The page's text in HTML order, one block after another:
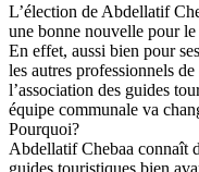
L’élection de Abdellatif
une bonne nouvelle pour
En effet, aussi bien pour
les autres professionnels
l’association des guides
équipe communale va
Pourquoi?
Abdellatif Chebaa connaît
guides touristiques bien